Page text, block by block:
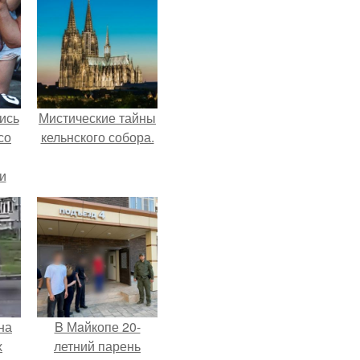
Мистические тайны
кельнского собора.
B Мaйкопе 20-
летний парень